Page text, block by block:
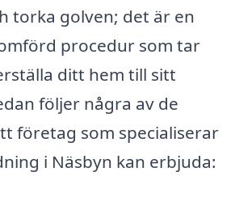
torka golven; det är en
procedur som tar
ditt hem till sitt
följer några av de
företag som specialiserar
i Näsbyn kan erbjuda: